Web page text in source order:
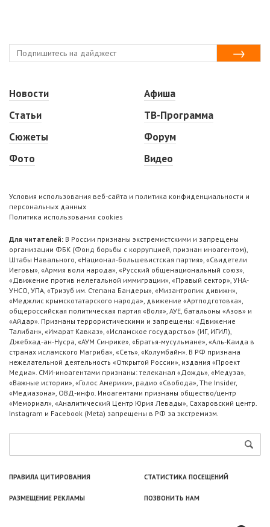
Новости
Статьи
Сюжеты
Фото
Афиша
ТВ-Программа
Форум
Видео
Условия использования веб-сайта и политика конфиденциальности и
персональных данных
Политика использования cookies
Для читателей: В России признаны экстремистскими и запрещены
организации ФБК (Фонд борьбы с коррупцией, признан иноагентом),
Штабы Навального, «Национал-большевистская партия», «Свидетели
Иеговы», «Армия воли народа», «Русский общенациональный союз»,
«Движение против нелегальной иммиграции», «Правый сектор», УНА-
УНСО, УПА, «Тризуб им. Степана Бандеры», «Мизантропик дивижн»,
«Меджлис крымскотатарского народа», движение «Артподготовка»,
общероссийская политическая партия «Воля», АУЕ, батальоны «Азов» и
«Айдар». Признаны террористическими и запрещены: «Движение
Талибан», «Имарат Кавказ», «Исламское государство» (ИГ, ИГИЛ),
Джебхад-ан-Нусра, «АУМ Синрике», «Братья-мусульмане», «Аль-Каида в
странах исламского Магриба», «Сеть», «Колумбайн». В РФ признана
нежелательной деятельность «Открытой России», издания «Проект
Медиа». СМИ-иноагентами признаны: телеканал «Дождь», «Медуза»,
«Важные истории», «Голос Америки», радио «Свобода», The Insider,
«Медиазона», ОВД-инфо. Иноагентами признаны общество/центр
«Мемориал», «Аналитический Центр Юрия Левады», Сахаровский центр.
Instagram и Facebook (Metа) запрещены в РФ за экстремизм.
ПРАВИЛА ЦИТИРОВАНИЯ СТАТИСТИКА ПОСЕЩЕНИЙ
РАЗМЕЩЕНИЕ РЕКЛАМЫ ПОЗВОНИТЬ НАМ